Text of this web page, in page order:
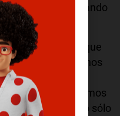
conductores
evitando
a comprar algo que
peque al cole y nos
el bolso o la
lo que sí llevamos
Con el cual no sólo